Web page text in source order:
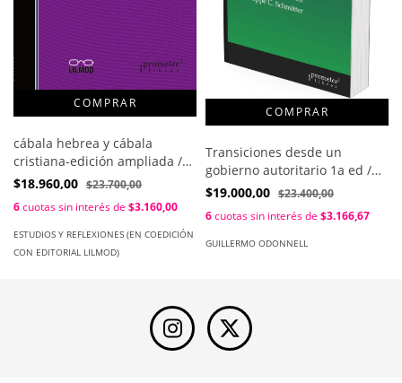
cábala hebrea y cábala
cristiana-edición ampliada /
Idel Moshe
$18.960,00 $23.700,00
6cuotas sin interés de $3.160,00
ESTUDIOS Y REFLEXIONES (EN COEDICIÓN
CON EDITORIAL LILMOD)
Transiciones desde un
gobierno autoritario 1a ed /
Guillermo O´Donnell ;
$19.000,00 $23.400,00
6cuotas sin interés de $3.166,67
GUILLERMO ODONNELL